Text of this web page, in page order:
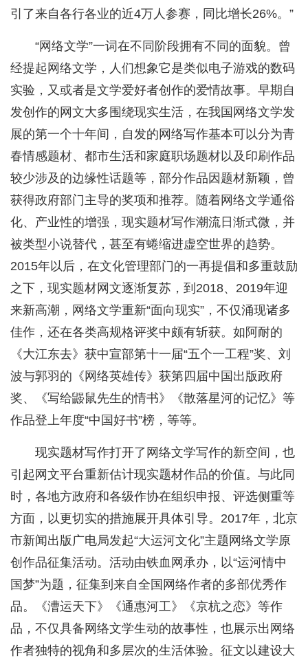
引了来自各行各业的近4万人参赛，同比增长26%。”
“网络文学”一词在不同阶段拥有不同的面貌。曾
经提起网络文学，人们想象它是类似电子游戏的数码
实验，又或者是文学爱好者创作的爱情故事。早期自
发创作的网文大多围绕现实生活，在我国网络文学发
展的第一个十年间，自发的网络写作基本可以分为青
春情感题材、都市生活和家庭职场题材以及印刷作品
较少涉及的边缘性话题等，部分作品因题材新颖，曾
获得政府部门主导的奖项和推荐。随着网络文学通俗
化、产业性的增强，现实题材写作潮流日渐式微，并
被类型小说替代，甚至有蜷缩进虚空世界的趋势。
2015年以后，在文化管理部门的一再提倡和多重鼓励
之下，现实题材网文逐渐复苏，到2018、2019年迎
来新高潮，网络文学重新“面向现实”，不仅涌现诸多
佳作，还在各类高规格评奖中颇有斩获。如阿耐的
《大江东去》获中宣部第十一届“五个一工程”奖、刘
波与郭羽的《网络英雄传》获第四届中国出版政府
奖、《写给鼹鼠先生的情书》《散落星河的记忆》等
作品登上年度“中国好书”榜，等等。
现实题材写作打开了网络文学写作的新空间，也
引起网文平台重新估计现实题材作品的价值。与此同
时，各地方政府和各级作协在组织申报、评选侧重等
方面，以更切实的措施展开具体引导。2017年，北京
市新闻出版广电局发起“大运河文化”主题网络文学原
创作品征集活动。活动由铁血网承办，以“运河情中
国梦”为题，征集到来自全国网络作者的多部优秀作
品。《漕运天下》《通惠河工》《京杭之恋》等作
品，不仅具备网络文学生动的故事性，也展示出网络
作者独特的视角和多层次的生活体验。征文以建设大